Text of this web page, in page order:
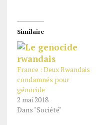
Similaire
France : Deux Rwandais
condamnés pour
génocide
2 mai 2018
Dans "Société"